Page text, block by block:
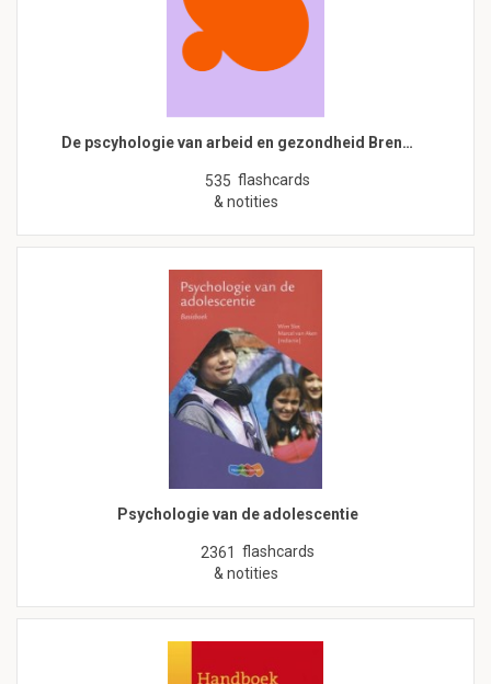
De pscyhologie van arbeid en gezondheid Bren…
535 flashcards
& notities
Psychologie van de adolescentie
2361 flashcards
& notities